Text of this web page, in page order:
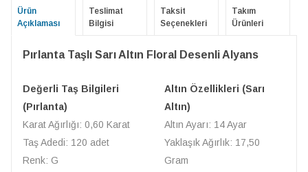
Ürün
Açıklaması
Teslimat
Bilgisi
Taksit
Seçenekleri
Takım
Ürünleri
Pırlanta Taşlı Sarı Altın Floral Desenli Alyans
Değerli Taş Bilgileri
(Pırlanta)
Karat Ağırlığı: 0,60 Karat
Taş Adedi: 120 adet
Renk: G
Altın Özellikleri (Sarı
Altın)
Altın Ayarı: 14 Ayar
Yaklaşık Ağırlık: 17,50
Gram